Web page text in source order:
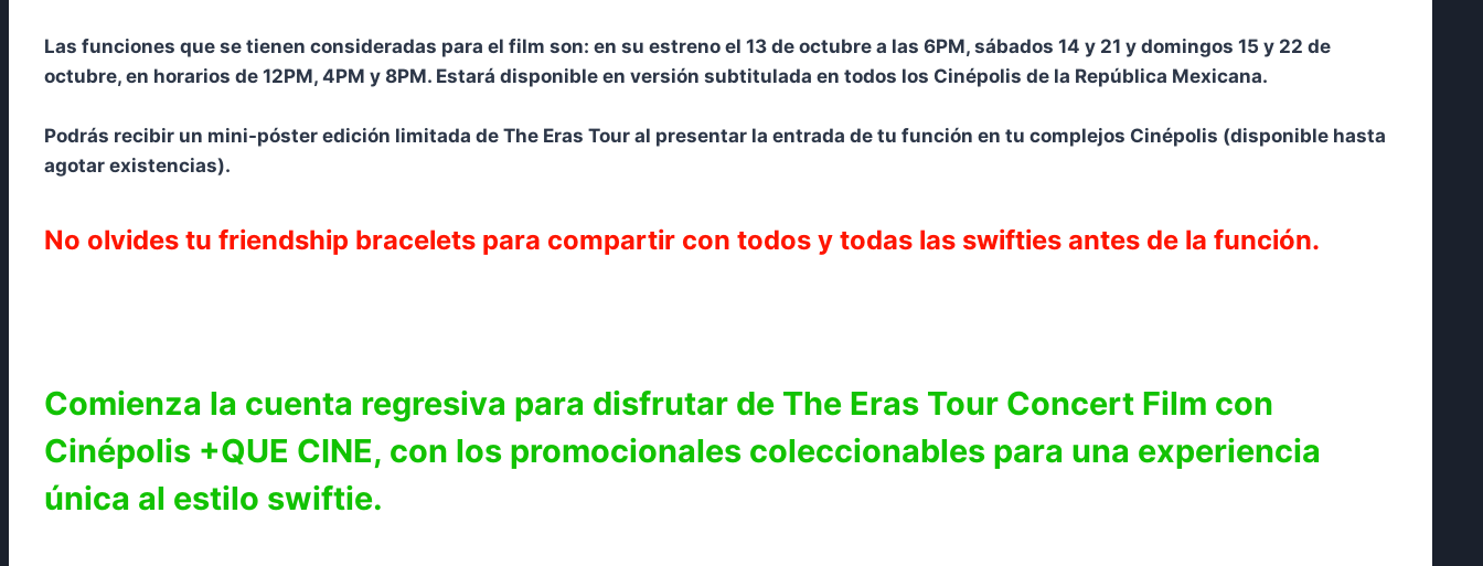
Las funciones que se tienen consideradas para el film son: en su estreno el 13 de octubre a las 6PM, sábados 14 y 21 y domingos 15 y 22 de
octubre, en horarios de 12PM, 4PM y 8PM. Estará disponible en versión subtitulada en todos los Cinépolis de la República Mexicana.
Podrás recibir un mini-póster edición limitada de The Eras Tour al presentar la entrada de tu función en tu complejos Cinépolis (disponible hasta
agotar existencias).
No olvides tu friendship bracelets para compartir con todos y todas las swifties antes de la función.
Comienza la cuenta regresiva para disfrutar de The Eras Tour Concert Film con
Cinépolis +QUE CINE, con los promocionales coleccionables para una experiencia
única al estilo swiftie.